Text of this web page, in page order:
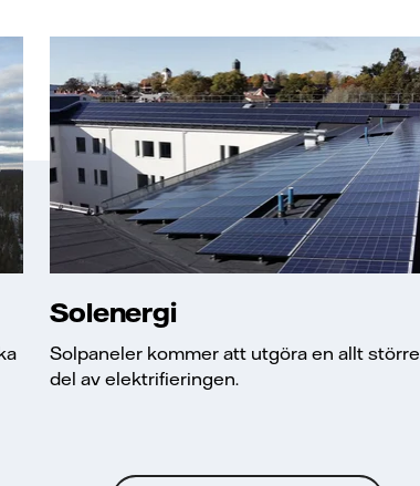
Solenergi
Solpaneler kommer att utgöra en allt större
del av elektrifieringen.